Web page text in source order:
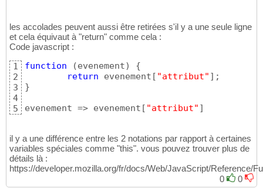
les accolades peuvent aussi être retirées s'il y a une seule ligne
et cela équivaut à "return" comme cela :
Code javascript :
1
2
3
4
5
function (evenement)
{
return evenement [ "attribut" ]
}
evenement => evenement [ "attribut" ]
il y a une différence entre les 2 notations par rapport à certaines
variables spéciales comme "this". vous pouvez trouver plus de
détails là :
https://developer.mozilla.org/fr/docs/Web/JavaScript/Reference/
0
0